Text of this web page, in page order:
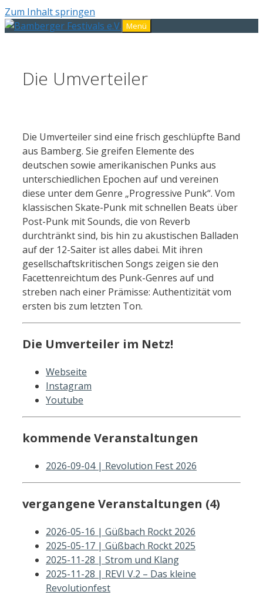
Zum Inhalt springen
Menü
Die Umverteiler
Die Umverteiler sind eine frisch geschlüpfte Band
aus Bamberg. Sie greifen Elemente des
deutschen sowie amerikanischen Punks aus
unterschiedlichen Epochen auf und vereinen
diese unter dem Genre „Progressive Punk“. Vom
klassischen Skate-Punk mit schnellen Beats über
Post-Punk mit Sounds, die von Reverb
durchtränkt sind, bis hin zu akustischen Balladen
auf der 12-Saiter ist alles dabei. Mit ihren
gesellschaftskritischen Songs zeigen sie den
Facettenreichtum des Punk-Genres auf und
streben nach einer Prämisse: Authentizität vom
ersten bis zum letzten Ton.
Die Umverteiler im Netz!
Webseite
Instagram
Youtube
kommende Veranstaltungen
2026-09-04 | Revolution Fest 2026
vergangene Veranstaltungen (4)
2026-05-16 | Güßbach Rockt 2026
2025-05-17 | Güßbach Rockt 2025
2025-11-28 | Strom und Klang
2025-11-28 | REVI V.2 – Das kleine
Revolutionfest